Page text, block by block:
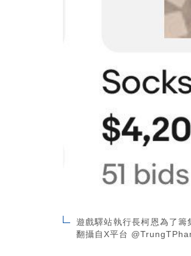
遊戲驛站執行長柯恩為了
翻攝自X平台